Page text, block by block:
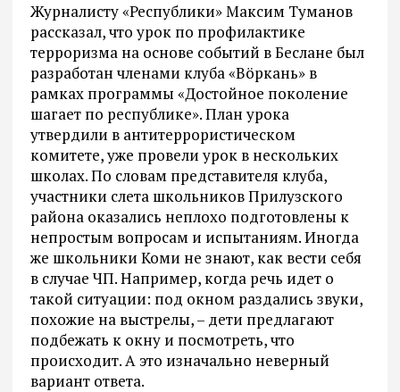
Журналисту «Республики» Максим Туманов
рассказал, что урок по профилактике
терроризма на основе событий в Беслане был
разработан членами клуба «Вöркань» в
рамках программы «Достойное поколение
шагает по республике». План урока
утвердили в антитеррористическом
комитете, уже провели урок в нескольких
школах. По словам представителя клуба,
участники слета школьников Прилузского
района оказались неплохо подготовлены к
непростым вопросам и испытаниям. Иногда
же школьники Коми не знают, как вести себя
в случае ЧП. Например, когда речь идет о
такой ситуации: под окном раздались звуки,
похожие на выстрелы, – дети предлагают
подбежать к окну и посмотреть, что
происходит. А это изначально неверный
вариант ответа.